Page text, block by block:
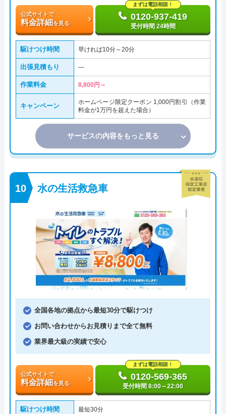
公式サイトで
料金詳細を見る
まずは電話相談！
0120-937-419
受付時間 24時間
駆けつけ時間 早ければ10分～20分
出張見積もり ―
作業料金 8,800円～
キャンペーン
ホームページ限定クーポン 1,000円割引（作業
料金が1万円を超えた場合）
サービスの内容をもっと見る
水の生活救急車
全国各地の拠点から最短30分で駆けつけ
お問い合わせからお見積りまで全て無料
業界最大級の実績で安心
公式サイトで
料金詳細を見る
まずは電話相談！
0120-569-365
受付時間 8:00～22:00
駆けつけ時間 最短30分